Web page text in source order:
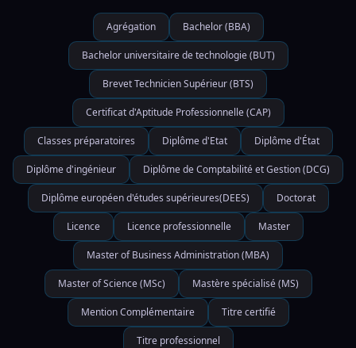
Agrégation Bachelor (BBA)
Bachelor universitaire de technologie (BUT)
Brevet Technicien Supérieur (BTS)
Certificat d'Aptitude Professionnelle (CAP)
Classes préparatoires Diplôme d'Etat Diplôme d'État
Diplôme d'ingénieur Diplôme de Comptabilité et Gestion (DCG)
Diplôme européen d'études supérieures(DEES) Doctorat
Licence Licence professionnelle Master
Master of Business Administration (MBA)
Master of Science (MSc) Mastère spécialisé (MS)
Mention Complémentaire Titre certifié
Titre professionnel